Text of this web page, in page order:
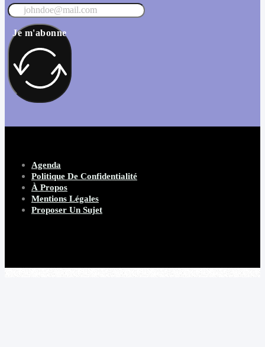
Je m'abonne
Agenda
Politique De Confidentialité
À Propos
Mentions Légales
Proposer Un Sujet